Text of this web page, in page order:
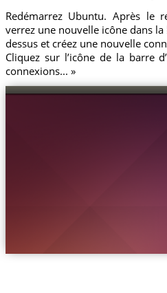
Redémarrez Ubuntu. Après le
verrez une nouvelle icône dans la
dessus et créez une nouvelle
Cliquez sur l’icône de la barre
connexions... »